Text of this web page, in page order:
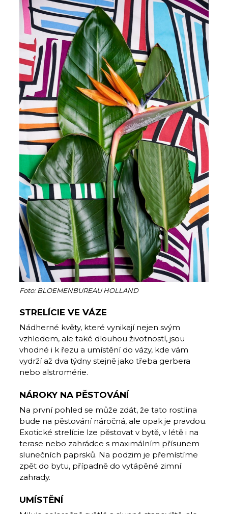
Foto: BLOEMENBUREAU HOLLAND
STRELÍCIE VE VÁZE
Nádherné květy, které vynikají nejen svým
vzhledem, ale také dlouhou životností, jsou
vhodné i k řezu a umístění do vázy, kde vám
vydrží až dva týdny stejně jako třeba gerbera
nebo alstromérie.
NÁROKY NA PĚSTOVÁNÍ
Na první pohled se může zdát, že tato rostlina
bude na pěstování náročná, ale opak je pravdou.
Exotické strelície lze pěstovat v bytě, v létě i na
terase nebo zahrádce s maximálním přísunem
slunečních paprsků. Na podzim je přemístíme
zpět do bytu, případně do vytápěné zimní
zahrady.
UMÍSTĚNÍ